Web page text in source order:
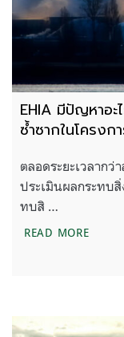
EHIA มีปัญหาอ
ซ้ำซากในโครงก
ตลอดระยะเวลาก
ประเมินผลกระทบสิ่
ทบสิ …
READ MOREEHIA